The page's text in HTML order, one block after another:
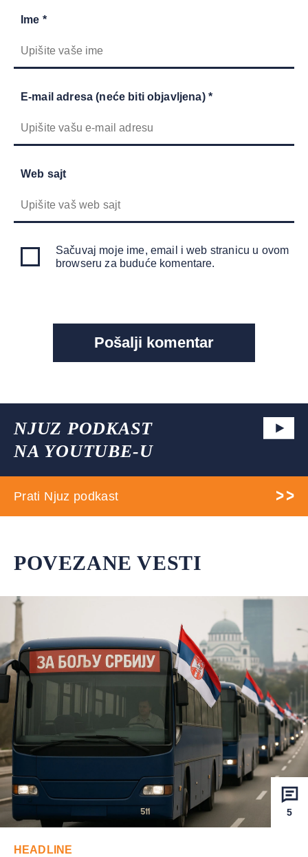
Ime *
E-mail adresa (neće biti objavljena) *
Web sajt
Sačuvaj moje ime, email i web stranicu u ovom
browseru za buduće komentare.
NJUZ PODKAST
NA YOUTUBE-U
Prati Njuz podkast
POVEZANE VESTI
5
HEADLINE